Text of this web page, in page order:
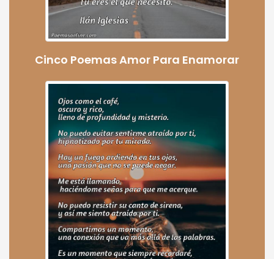
Cinco Poemas Amor Para Enamorar